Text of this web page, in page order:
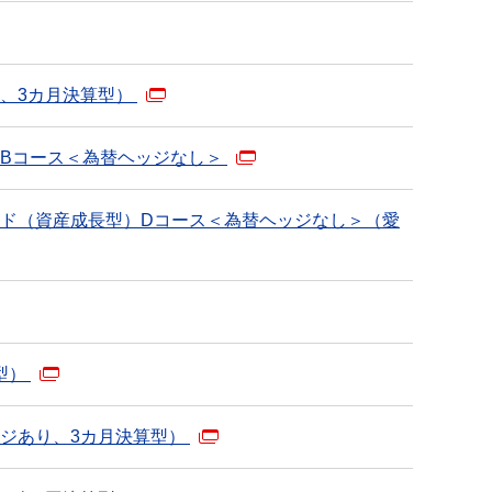
3カ月決算型）
コース＜為替ヘッジなし＞
（資産成長型）Dコース＜為替ヘッジなし＞（愛
）
あり、3カ月決算型）